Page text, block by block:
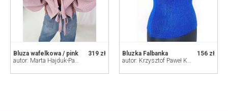
319 zł
Bluza wafelkowa / pink
autor: Marta Hajduk-Pawlica
156 zł
Bluzka Falbanka
autor: Krzysztof Paweł Kowalski